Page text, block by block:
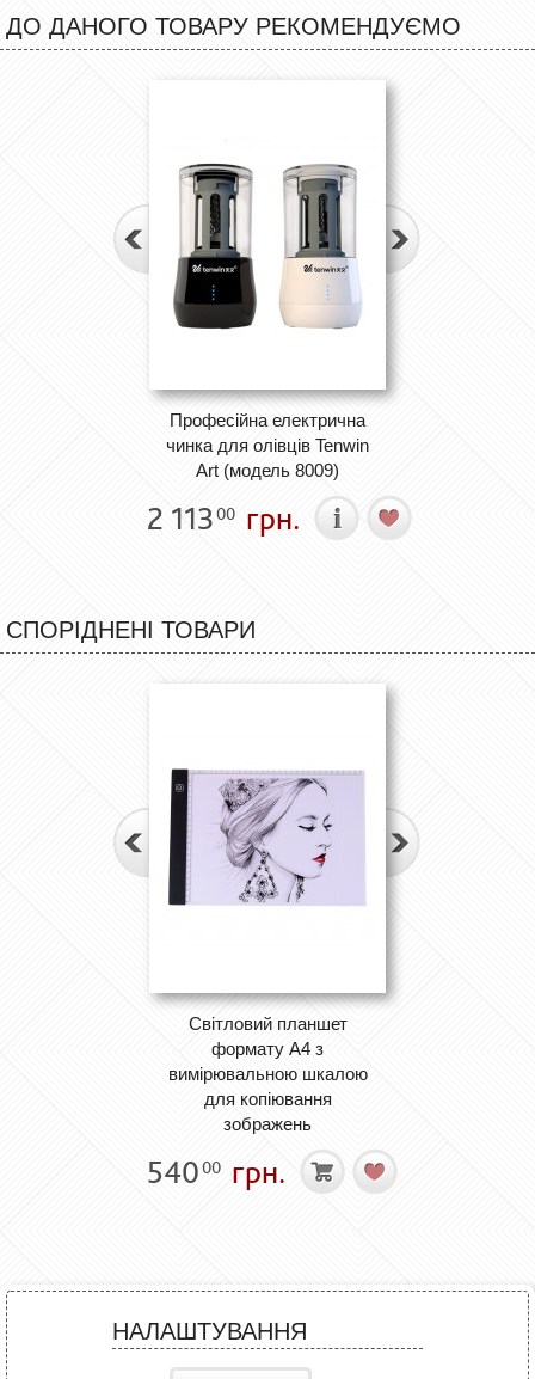
ДО ДАНОГО ТОВАРУ РЕКОМЕНДУЄМО
Професійна електрична
чинка для олівців Tenwin
Art (модель 8009)
2 11300 грн.
СПОРІДНЕНІ ТОВАРИ
Світловий планшет
формату А4 з
вимірювальною шкалою
для копіювання
зображень
54000 грн.
НАЛАШТУВАННЯ